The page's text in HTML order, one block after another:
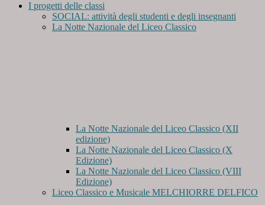
I progetti delle classi
SOCIAL: attività degli studenti e degli insegnanti
La Notte Nazionale del Liceo Classico
La Notte Nazionale del Liceo Classico (XII
edizione)
La Notte Nazionale del Liceo Classico (X
Edizione)
La Notte Nazionale del Liceo Classico (VIII
Edizione)
Liceo Classico e Musicale MELCHIORRE DELFICO